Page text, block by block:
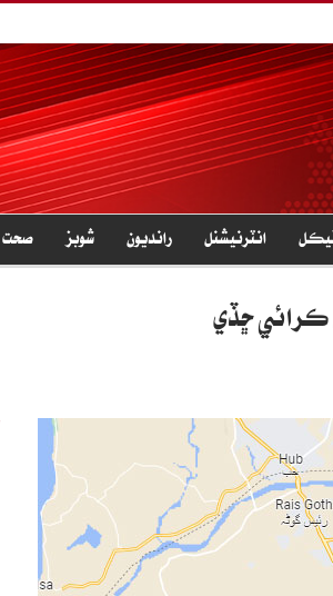
انٽرنيشنل رانديون شوبز صحت
ڪرائي ڇڏي